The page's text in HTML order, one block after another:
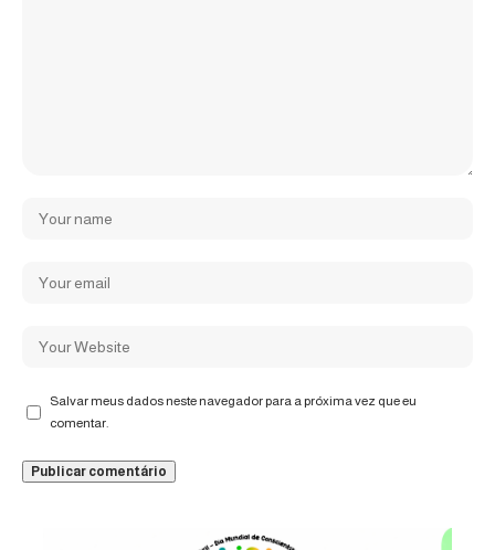
Salvar meus dados neste navegador para a próxima vez que eu
comentar.